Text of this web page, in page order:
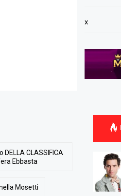
x
CLASSIFICA
Ebbasta
Mosetti